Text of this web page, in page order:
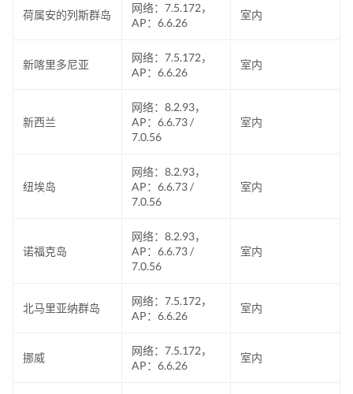
荷属安的列斯群岛
网络：7.5.172，
AP：6.6.26
室内
新喀里多尼亚
网络：7.5.172，
AP：6.6.26
室内
新西兰
网络：8.2.93，
AP：6.6.73 /
7.0.56
室内
纽埃岛
网络：8.2.93，
AP：6.6.73 /
7.0.56
室内
诺福克岛
网络：8.2.93，
AP：6.6.73 /
7.0.56
室内
北马里亚纳群岛
网络：7.5.172，
AP：6.6.26
室内
挪威
网络：7.5.172，
AP：6.6.26
室内